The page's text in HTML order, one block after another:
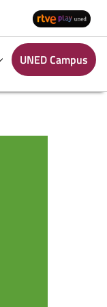
UNED Campus